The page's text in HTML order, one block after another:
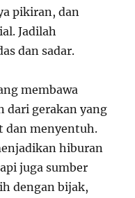
pikiran, dan
Jadilah
dan sadar.
membawa
dari gerakan yang
dan menyentuh.
hiburan
juga sumber
dengan bijak,